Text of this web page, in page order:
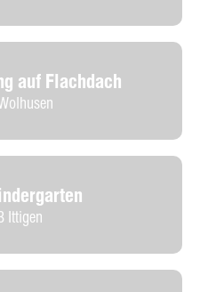
auf Flachdach
Ittigen